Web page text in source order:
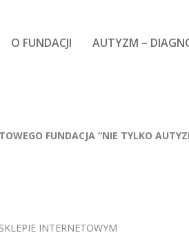
O FUNDACJI AUTYZM –
FUNDACJA “NIE TYLKO
INTERNETOWYM